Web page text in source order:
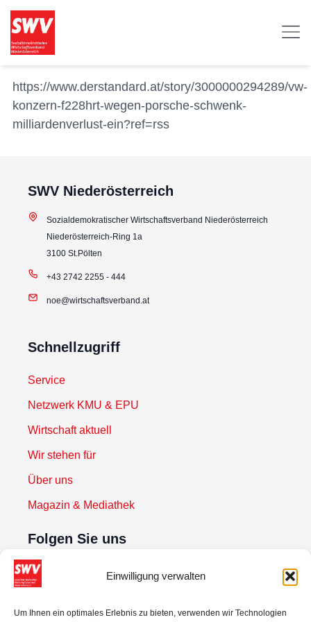
Einwilligung verwalten
Um Ihnen ein optimales Erlebnis zu bieten, verwenden wir Technologien
https://www.derstandard.at/story/3000000294289/vw-
konzern-f228hrt-wegen-porsche-schwenk-
milliardenverlust-ein?ref=rss
SWV Niederösterreich
Sozialdemokratischer Wirtschaftsverband Niederösterreich
Niederösterreich-Ring 1a
3100 St.Pölten
+43 2742 2255 - 444
noe@wirtschaftsverband.at
Schnellzugriff
Service
Netzwerk KMU & EPU
Wirtschaft aktuell
Wir stehen für
Über uns
Magazin & Mediathek
Folgen Sie uns
Newsletter abonnieren